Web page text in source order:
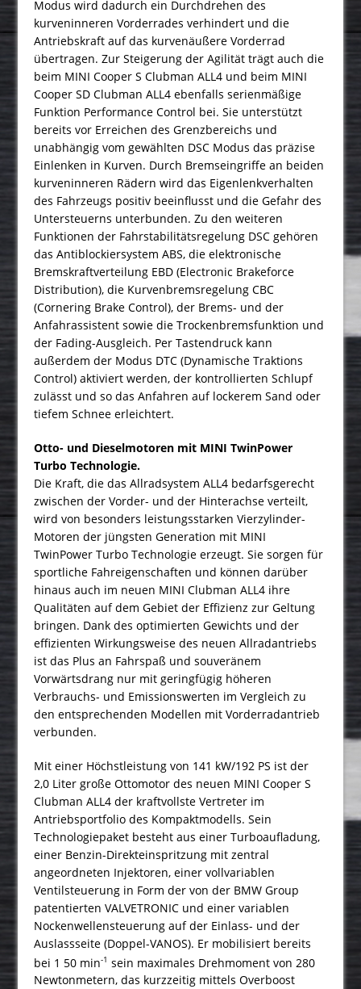
Modus wird dadurch ein Durchdrehen des
kurveninneren Vorderrades verhindert und die
Antriebskraft auf das kurvenäußere Vorderrad
übertragen. Zur Steigerung der Agilität trägt auch die
beim MINI Cooper S Clubman ALL4 und beim MINI
Cooper SD Clubman ALL4 ebenfalls serienmäßige
Funktion Performance Control bei. Sie unterstützt
bereits vor Erreichen des Grenzbereichs und
unabhängig vom gewählten DSC Modus das präzise
Einlenken in Kurven. Durch Bremseingriffe an beiden
kurveninneren Rädern wird das Eigenlenkverhalten
des Fahrzeugs positiv beeinflusst und die Gefahr des
Untersteuerns unterbunden. Zu den weiteren
Funktionen der Fahrstabilitätsregelung DSC gehören
das Antiblockiersystem ABS, die elektronische
Bremskraftverteilung EBD (Electronic Brakeforce
Distribution), die Kurvenbremsregelung CBC
(Cornering Brake Control), der Brems- und der
Anfahrassistent sowie die Trockenbremsfunktion und
der Fading-Ausgleich. Per Tastendruck kann
außerdem der Modus DTC (Dynamische Traktions
Control) aktiviert werden, der kontrollierten Schlupf
zulässt und so das Anfahren auf lockerem Sand oder
tiefem Schnee erleichtert.
Otto- und Dieselmotoren mit MINI TwinPower
Turbo Technologie.
Die Kraft, die das Allradsystem ALL4 bedarfsgerecht
zwischen der Vorder- und der Hinterachse verteilt,
wird von besonders leistungsstarken Vierzylinder-
Motoren der jüngsten Generation mit MINI
TwinPower Turbo Technologie erzeugt. Sie sorgen für
sportliche Fahreigenschaften und können darüber
hinaus auch im neuen MINI Clubman ALL4 ihre
Qualitäten auf dem Gebiet der Effizienz zur Geltung
bringen. Dank des optimierten Gewichts und der
effizienten Wirkungsweise des neuen Allradantriebs
ist das Plus an Fahrspaß und souveränem
Vorwärtsdrang nur mit geringfügig höheren
Verbrauchs- und Emissionswerten im Vergleich zu
den entsprechenden Modellen mit Vorderradantrieb
verbunden.
Mit einer Höchstleistung von 141 kW/192 PS ist der
2,0 Liter große Ottomotor des neuen MINI Cooper S
Clubman ALL4 der kraftvollste Vertreter im
Antriebsportfolio des Kompaktmodells. Sein
Technologiepaket besteht aus einer Turboaufladung,
einer Benzin-Direkteinspritzung mit zentral
angeordneten Injektoren, einer vollvariablen
Ventilsteuerung in Form der von der BMW Group
patentierten VALVETRONIC und einer variablen
Nockenwellensteuerung auf der Einlass- und der
Auslassseite (Doppel-VANOS). Er mobilisiert bereits
bei 1 50 min-1 sein maximales Drehmoment von 280
Newtonmetern, das kurzzeitig mittels Overboost